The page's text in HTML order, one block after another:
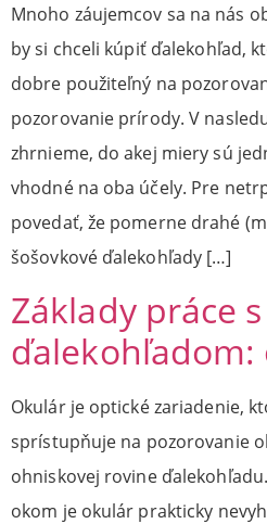
Mnoho záujemcov sa na nás
by si chceli kúpiť ďalekohľad,
dobre použiteľný na
pozorovanie prírody. V
zhrnieme, do akej miery sú
vhodné na oba účely. Pre
povedať, že pomerne drahé
šošovkové ďalekohľady […]
Základy práce s
ďalekohľadom:
Okulár je optické zariadenie,
sprístupňuje na pozorovanie
ohniskovej rovine
okom je okulár prakticky